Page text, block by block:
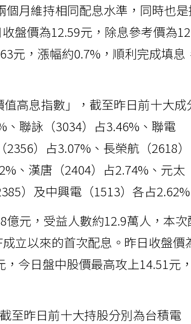
個月維持相同配息水準，同時也
盤價為12.59元，除息參考價為
元，漲幅約0.7%，順利完成填息
高息指數」，截至昨日前十大成
、聯詠（3034）占3.46%、聯電
2356）占3.07%、長榮航（2618
、漢唐（2404）占2.74%、元太
）及中興電（1513）各占2.62%
億元，受益人數約12.9萬人，本次
立以來的首次配息。昨日收盤價
，今日盤中股價最高攻上14.51元
至昨日前十大持股分別為台積電